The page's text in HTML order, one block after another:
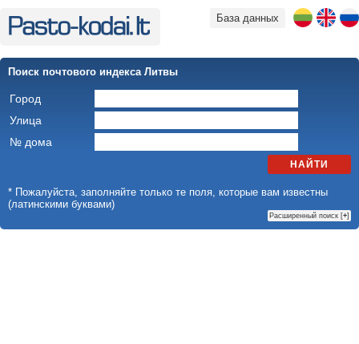
База данных
Поиск почтового индекса Литвы
Город
Улица
№ дома
НАЙТИ
* Пожалуйста, заполняйте только те поля, которые вам известны
(латинскими буквами)
Расширенный поиск [+]